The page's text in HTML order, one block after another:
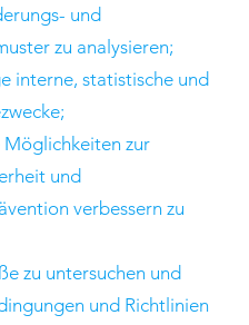
und
zu analysieren;
interne, statistische und
Möglichkeiten zur
und
verbessern zu
zu untersuchen und
und Richtlinien